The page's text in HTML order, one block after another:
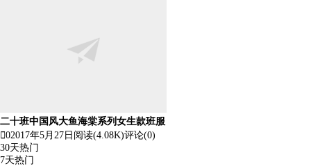
二十班中国风大鱼海棠系列女生款班服
02017年5月27日 阅读(4.08K)评论(0)
30天热门
7天热门